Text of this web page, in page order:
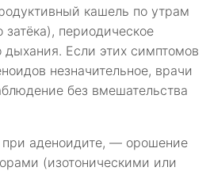
кашель по утрам
затёка), периодическое
дыхания. Если этих симптомов
незначительное, врачи
без вмешательства
при аденоидите, — орошение
(изотоническими или